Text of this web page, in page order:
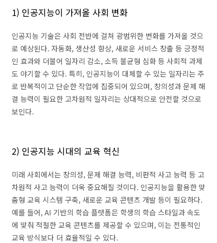
1) 인공지능이 가져올 사회 변화
인공지능 기술은 사회 전반에 걸쳐 광범위한 변화를 가져올 것으
로 예상된다. 자동화,생산성 향상, 새로운 서비스 창출 등 긍정적
인 효과와 더불어 일자리 감소,소득 불균형 심화 등 사회적 과제
도 야기할 수 있다. 특히, 인공지능이 대체할 수 있는 일자리는 주
로 반복적이고 단순한 작업에 집중되어 있으며, 창의성과 문제 해
결 능력이 필요한 고차원적 일자리는 상대적으로 안전할 것으로
보인다.
2) 인공지능 시대의 교육 혁신
미래 사회에서는 창의성,문제 해결 능력, 비판적 사고 능력 등 고
차원적 사고 능력이 더욱 중요해질 것이다. 인공지능을 활용한 맞
춤형 교육 시스템 구축, 새로운 교육 콘텐츠 개발 등이 필요하다.
예를 들어, AI 기반의 학습 플랫폼은 학생의 학습 스타일과 속도
에 맞춰 적절한 교육 콘텐츠를 제공할 수 있으며, 이는 전통적인
교육 방식보다 더 효율적일 수 있다.